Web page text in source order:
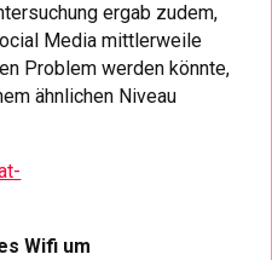
ergab zudem,
Media mittlerweile
Problem werden könnte,
ähnlichen Niveau
Wifi um